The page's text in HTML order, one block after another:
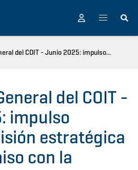
del COIT - Junio 2025: impulso...
del COIT -
impulso
estratégica
con la